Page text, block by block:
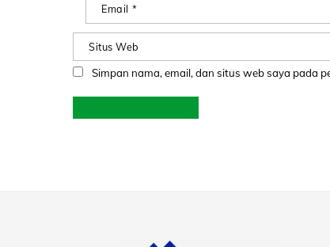
Email *
Situs Web
Simpan nama, email, dan situs web saya pada